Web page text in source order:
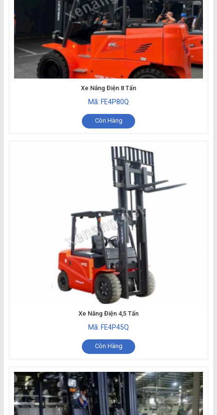
Xe Nâng Điện 8 Tấn
Mã: FE4P80Q
Còn Hàng
Xe Nâng Điện 4,5 Tấn
Mã: FE4P45Q
Còn Hàng